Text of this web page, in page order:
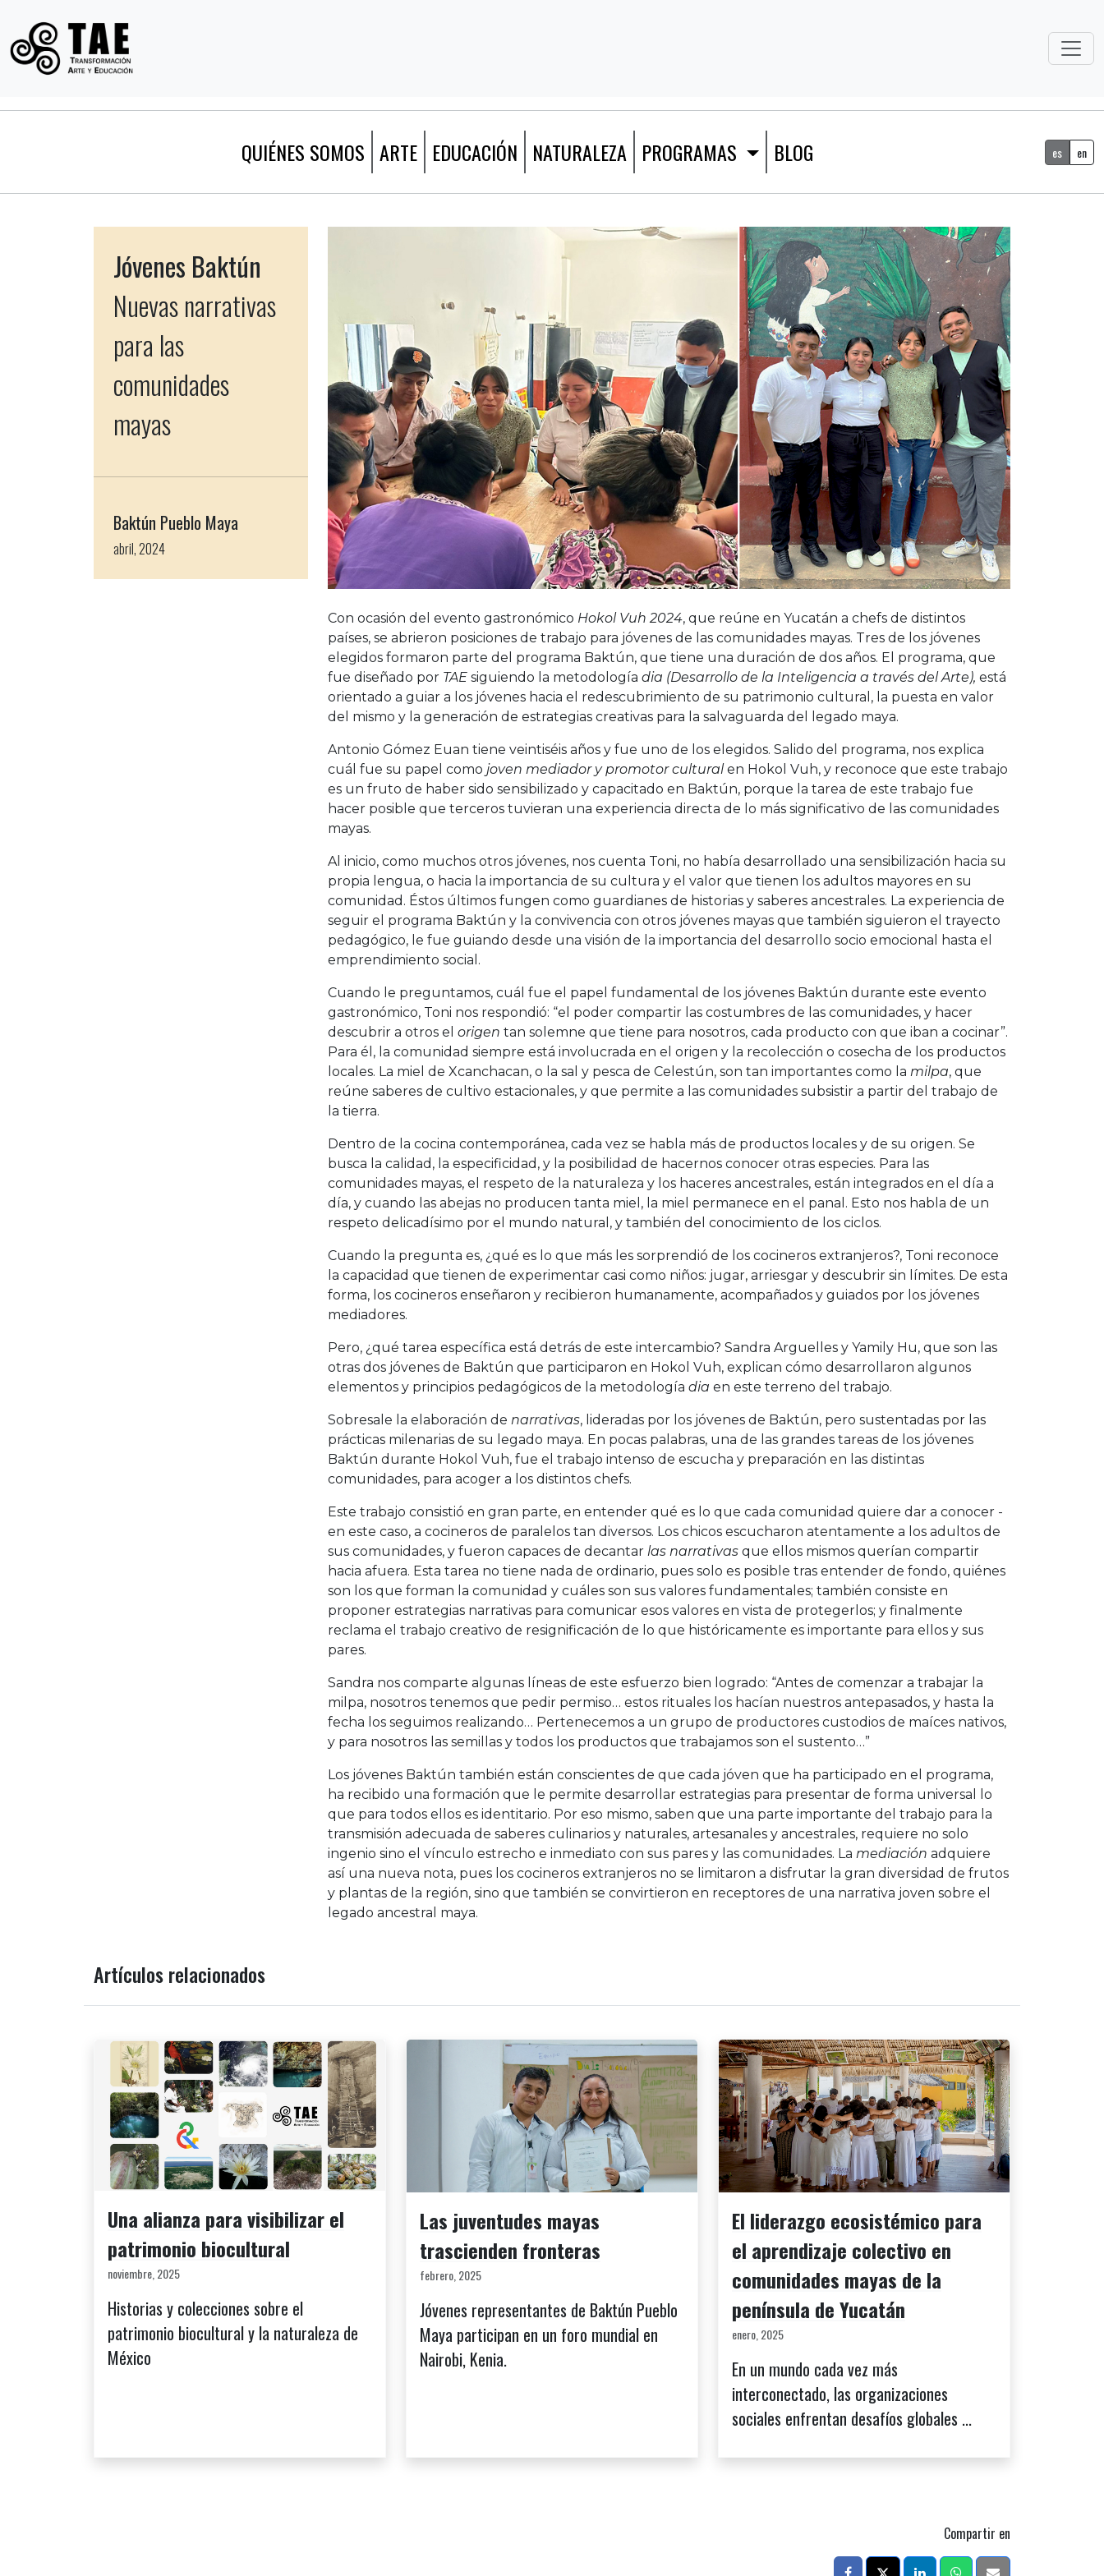
QUIÉNES SOMOS ARTE EDUCACIÓN NATURALEZA PROGRAMAS BLOG es en
Jóvenes Baktún
Nuevas narrativas
para las
comunidades
mayas
Baktún Pueblo Maya
abril, 2024
Con ocasión del evento gastronómico Hokol Vuh 2024, que reúne en Yucatán a chefs de distintos
países, se abrieron posiciones de trabajo para jóvenes de las comunidades mayas. Tres de los jóvenes
elegidos formaron parte del programa Baktún, que tiene una duración de dos años. El programa, que
fue diseñado por TAE siguiendo la metodología dia (Desarrollo de la Inteligencia a través del Arte), está
orientado a guiar a los jóvenes hacia el redescubrimiento de su patrimonio cultural, la puesta en valor
del mismo y la generación de estrategias creativas para la salvaguarda del legado maya.
Antonio Gómez Euan tiene veintiséis años y fue uno de los elegidos. Salido del programa, nos explica
cuál fue su papel como joven mediador y promotor cultural en Hokol Vuh, y reconoce que este trabajo
es un fruto de haber sido sensibilizado y capacitado en Baktún, porque la tarea de este trabajo fue
hacer posible que terceros tuvieran una experiencia directa de lo más significativo de las comunidades
mayas.
Al inicio, como muchos otros jóvenes, nos cuenta Toni, no había desarrollado una sensibilización hacia su
propia lengua, o hacia la importancia de su cultura y el valor que tienen los adultos mayores en su
comunidad. Éstos últimos fungen como guardianes de historias y saberes ancestrales. La experiencia de
seguir el programa Baktún y la convivencia con otros jóvenes mayas que también siguieron el trayecto
pedagógico, le fue guiando desde una visión de la importancia del desarrollo socio emocional hasta el
emprendimiento social.
Cuando le preguntamos, cuál fue el papel fundamental de los jóvenes Baktún durante este evento
gastronómico, Toni nos respondió: “el poder compartir las costumbres de las comunidades, y hacer
descubrir a otros el origen tan solemne que tiene para nosotros, cada producto con que iban a cocinar”.
Para él, la comunidad siempre está involucrada en el origen y la recolección o cosecha de los productos
locales. La miel de Xcanchacan, o la sal y pesca de Celestún, son tan importantes como la milpa, que
reúne saberes de cultivo estacionales, y que permite a las comunidades subsistir a partir del trabajo de
la tierra.
Dentro de la cocina contemporánea, cada vez se habla más de productos locales y de su origen. Se
busca la calidad, la especificidad, y la posibilidad de hacernos conocer otras especies. Para las
comunidades mayas, el respeto de la naturaleza y los haceres ancestrales, están integrados en el día a
día, y cuando las abejas no producen tanta miel, la miel permanece en el panal. Esto nos habla de un
respeto delicadísimo por el mundo natural, y también del conocimiento de los ciclos.
Cuando la pregunta es, ¿qué es lo que más les sorprendió de los cocineros extranjeros?, Toni reconoce
la capacidad que tienen de experimentar casi como niños: jugar, arriesgar y descubrir sin límites. De esta
forma, los cocineros enseñaron y recibieron humanamente, acompañados y guiados por los jóvenes
mediadores.
Pero, ¿qué tarea específica está detrás de este intercambio? Sandra Arguelles y Yamily Hu, que son las
otras dos jóvenes de Baktún que participaron en Hokol Vuh, explican cómo desarrollaron algunos
elementos y principios pedagógicos de la metodología dia en este terreno del trabajo.
Sobresale la elaboración de narrativas, lideradas por los jóvenes de Baktún, pero sustentadas por las
prácticas milenarias de su legado maya. En pocas palabras, una de las grandes tareas de los jóvenes
Baktún durante Hokol Vuh, fue el trabajo intenso de escucha y preparación en las distintas
comunidades, para acoger a los distintos chefs.
Este trabajo consistió en gran parte, en entender qué es lo que cada comunidad quiere dar a conocer -
en este caso, a cocineros de paralelos tan diversos. Los chicos escucharon atentamente a los adultos de
sus comunidades, y fueron capaces de decantar las narrativas que ellos mismos querían compartir
hacia afuera. Esta tarea no tiene nada de ordinario, pues solo es posible tras entender de fondo, quiénes
son los que forman la comunidad y cuáles son sus valores fundamentales; también consiste en
proponer estrategias narrativas para comunicar esos valores en vista de protegerlos; y finalmente
reclama el trabajo creativo de resignificación de lo que históricamente es importante para ellos y sus
pares.
Sandra nos comparte algunas líneas de este esfuerzo bien logrado: “Antes de comenzar a trabajar la
milpa, nosotros tenemos que pedir permiso… estos rituales los hacían nuestros antepasados, y hasta la
fecha los seguimos realizando… Pertenecemos a un grupo de productores custodios de maíces nativos,
y para nosotros las semillas y todos los productos que trabajamos son el sustento…”
Los jóvenes Baktún también están conscientes de que cada jóven que ha participado en el programa,
ha recibido una formación que le permite desarrollar estrategias para presentar de forma universal lo
que para todos ellos es identitario. Por eso mismo, saben que una parte importante del trabajo para la
transmisión adecuada de saberes culinarios y naturales, artesanales y ancestrales, requiere no solo
ingenio sino el vínculo estrecho e inmediato con sus pares y las comunidades. La mediación adquiere
así una nueva nota, pues los cocineros extranjeros no se limitaron a disfrutar la gran diversidad de frutos
y plantas de la región, sino que también se convirtieron en receptores de una narrativa joven sobre el
legado ancestral maya.
Artículos relacionados
Una alianza para visibilizar el
patrimonio biocultural
noviembre, 2025
Historias y colecciones sobre el
patrimonio biocultural y la naturaleza de
México
Las juventudes mayas
trascienden fronteras
febrero, 2025
Jóvenes representantes de Baktún Pueblo
Maya participan en un foro mundial en
Nairobi, Kenia.
El liderazgo ecosistémico para
el aprendizaje colectivo en
comunidades mayas de la
península de Yucatán
enero, 2025
En un mundo cada vez más
interconectado, las organizaciones
sociales enfrentan desafíos globales ...
Compartir en